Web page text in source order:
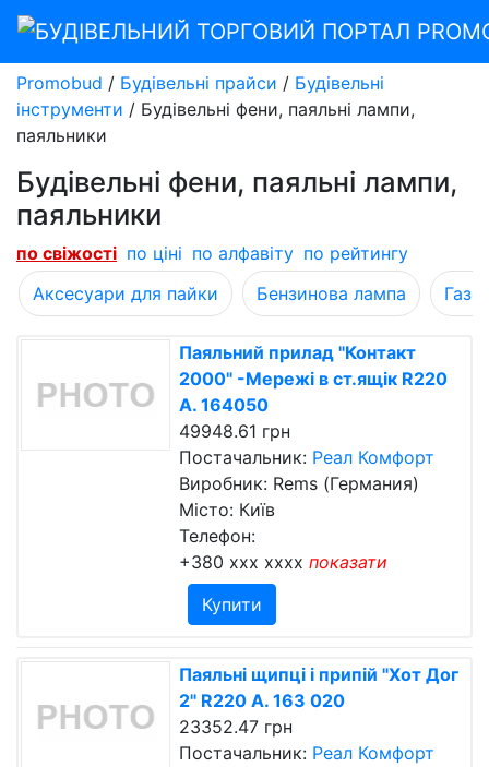
Promobud / Будівельні прайси / Будівельні
інструменти / Будівельні фени, паяльні лампи,
паяльники
Будівельні фени, паяльні лампи,
паяльники
по свіжості по ціні по алфавіту по рейтингу
Аксесуари для пайки
Бензинова лампа
Паяльний прилад "Контакт
2000" -Мережі в ст.ящік R220
А. 164050
49948.61 грн
Постачальник: Реал Комфорт
Виробник: Rems (Германия)
Місто: Київ
Телефон:
+380 xxx xxxx показати
Купити
Паяльні щипці і припій "Хот Дог
2" R220 А. 163 020
23352.47 грн
Постачальник: Реал Комфорт